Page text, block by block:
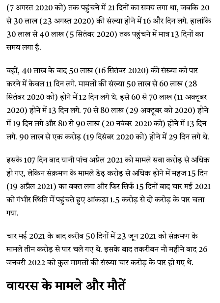
(7 अगस्त 2020 को) तक पहुंचने में 21 दिनों का समय लगा था, जबकि 20
से 30 लाख (23 अगस्त 2020) की संख्या होने में 16 और दिन लगे. हालांकि
30 लाख से 40 लाख (5 सितंबर 2020) तक पहुंचने में मात्र 13 दिनों का
समय लगा है.
वहीं, 40 लाख के बाद 50 लाख (16 सितंबर 2020) की संख्या को पार
करने में केवल 11 दिन लगे. मामलों की संख्या 50 लाख से 60 लाख (28
सितंबर 2020 को) होने में 12 दिन लगे थे. इसे 60 से 70 लाख (11 अक्टूबर
2020) होने में 13 दिन लगे. 70 से 80 लाख (29 अक्टूबर को 2020) होने
में 19 दिन लगे और 80 से 90 लाख (20 नवंबर 2020 को) होने में 13 दिन
लगे. 90 लाख से एक करोड़ (19 दिसंबर 2020 को) होने में 29 दिन लगे थे.
इसके 107 दिन बाद यानी पांच अप्रैल 2021 को मामले सवा करोड़ से अधिक
हो गए, लेकिन संक्रमण के मामले डेढ़ करोड़ से अधिक होने में महज 15 दिन
(19 अप्रैल 2021) का वक्त लगा और फिर सिर्फ 15 दिनों बाद चार मई 2021
को गंभीर स्थिति में पहुंचते हुए आंकड़ा 1.5 करोड़ से दो करोड़ के पार चला
गया.
चार मई 2021 के बाद करीब 50 दिनों में 23 जून 2021 को संक्रमण के
मामले तीन करोड़ से पार चले गए थे. इसके बाद तकरीबन नौ महीने बाद 26
जनवरी 2022 को कुल मामलों की संख्या चार करोड़ के पार हो गए थे.
वायरस के मामले और मौतें